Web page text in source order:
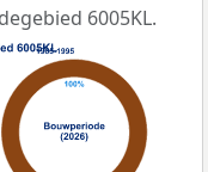
6005KL.